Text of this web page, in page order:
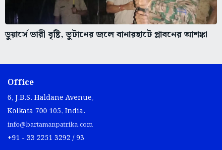
ডুয়ার্সে ভারী বৃষ্টি, ভুটানের জলে বানারহাটে প্লাবনের আশঙ্কা
Office
6, J.B.S. Haldane Avenue,
Kolkata 700 105, India.
info@bartamanpatrika.com
+91 - 33 2251 3292 / 93